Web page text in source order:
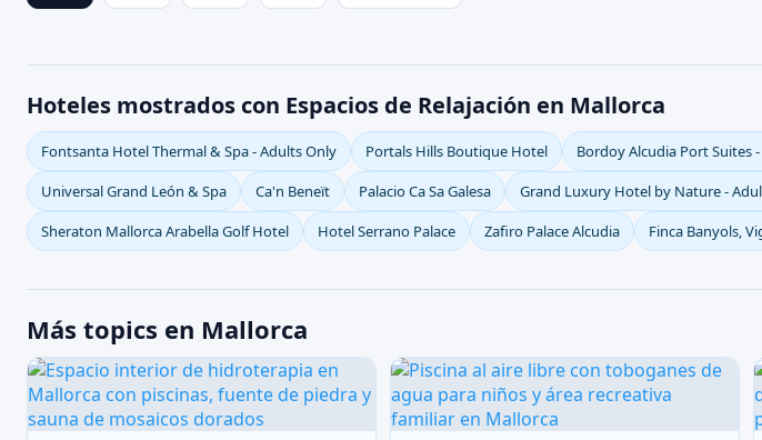
Hoteles mostrados con Espacios de Relajación en Mallorca
Fontsanta Hotel Thermal & Spa - Adults Only Portals Hills Boutique Hotel Bordoy Alcudia Port Suites
Universal Grand León & Spa
Ca'n Beneït Palacio Ca Sa Galesa Grand Luxury Hotel by Nature -
Sheraton Mallorca Arabella Golf Hotel
Hotel Serrano Palace Zafiro Palace Alcudia Finca Banyols,
Más topics en Mallorca